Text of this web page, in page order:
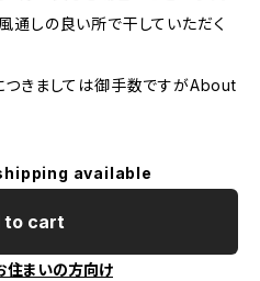
しの良い所で干していただく
つきましては御手数ですがAbout
available
to cart
住まいの方向け